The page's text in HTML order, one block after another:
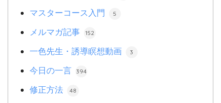
マスターコース入門 5
メルマガ記事 152
一色先生・誘導瞑想動画 3
今日の一言 394
修正方法 48